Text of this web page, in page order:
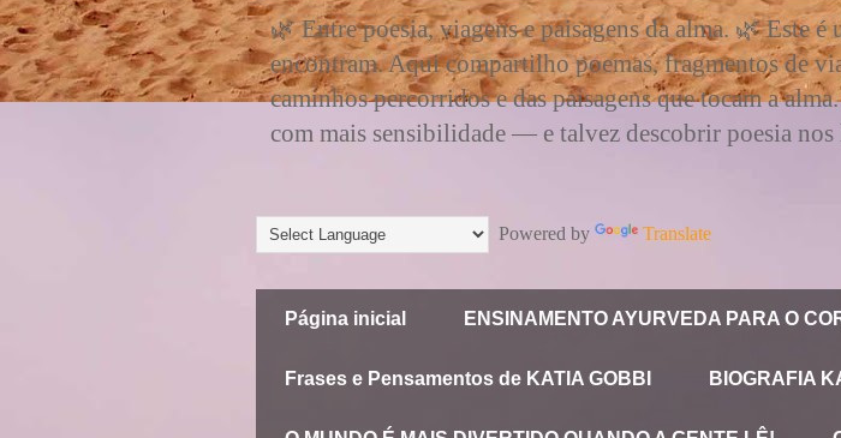
🌿 Entre poesia, viagens e paisagens da alma. 🌿 Este é
encontram. Aqui compartilho poemas, fragmentos de
caminhos percorridos e das paisagens que tocam a
com mais sensibilidade — e talvez descobrir poesia nos
Powered by Translate
Página inicial ENSINAMENTO AYURVEDA PARA O
Frases e Pensamentos de KATIA GOBBI BIOGRAFIA